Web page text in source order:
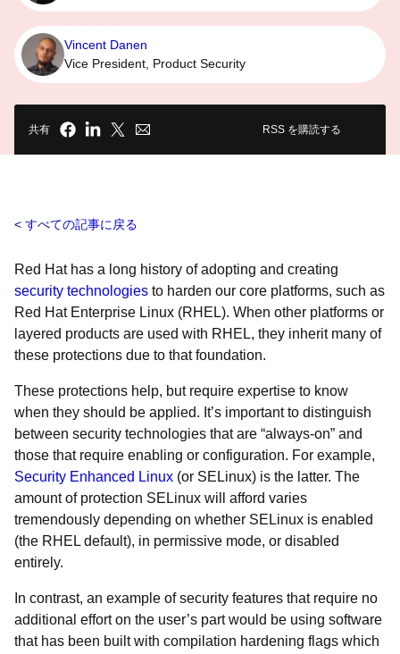
Vincent Danen
Vice President, Product Security
共有 RSS を購読する
すべての記事に戻る
Red Hat has a long history of adopting and creating
security technologies to harden our core platforms, such as
Red Hat Enterprise Linux (RHEL). When other platforms or
layered products are used with RHEL, they inherit many of
these protections due to that foundation.
These protections help, but require expertise to know
when they should be applied. It’s important to distinguish
between security technologies that are “always-on” and
those that require enabling or configuration. For example,
Security Enhanced Linux (or SELinux) is the latter. The
amount of protection SELinux will afford varies
tremendously depending on whether SELinux is enabled
(the RHEL default), in permissive mode, or disabled
entirely.
In contrast, an example of security features that require no
additional effort on the user’s part would be using software
that has been built with compilation hardening flags which